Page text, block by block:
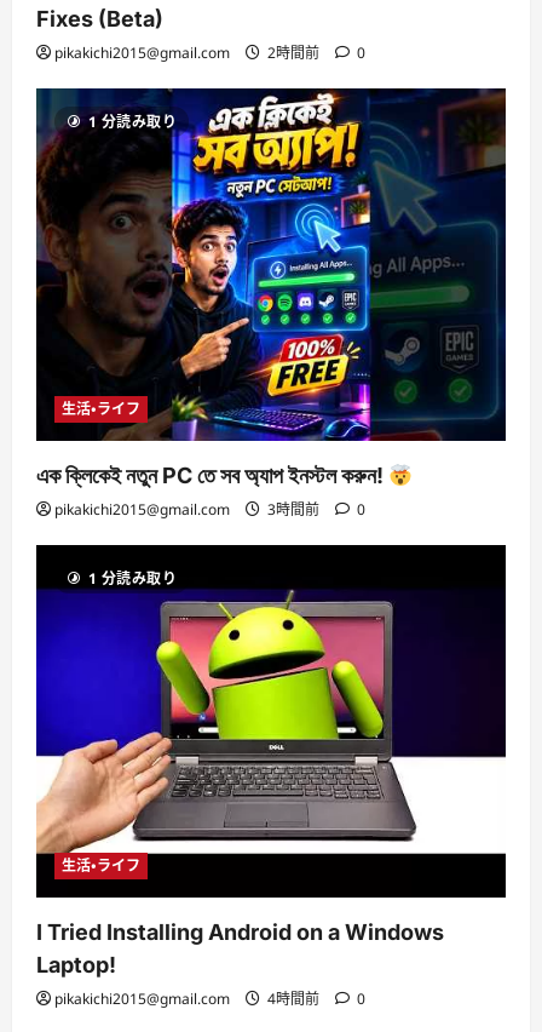
Fixes (Beta)
pikakichi2015@gmail.com 2時間前 0
1 分読み取り
生活・ライフ
এক ক্লিকেই নতুন PC তে সব অ্যাপ ইনস্টল করুন!
pikakichi2015@gmail.com 3時間前 0
1 分読み取り
生活・ライフ
I Tried Installing Android on a Windows
Laptop!
pikakichi2015@gmail.com 4時間前 0